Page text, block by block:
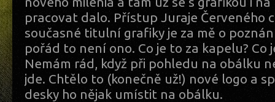
pracovat dalo. Přístup Juraje Červeného
současné titulní grafiky je za mě o
pořád to není ono. Co je to za kapelu? Co
Nemám rád, když při pohledu na obálku
jde. Chtělo to (konečně už!) nové logo a
desky ho nějak umístit na obálku.